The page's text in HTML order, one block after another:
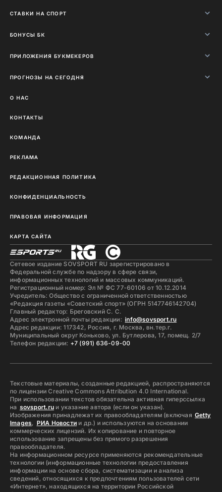
СТАВКИ НА СПОРТ
БОНУСЫ БК
ПРИЛОЖЕНИЯ БУКМЕКЕРОВ
ПРОГНОЗЫ НА СЕГОДНЯ
О НАС
КОНТАКТЫ
КОМАНДА
РЕКЛАМА
РЕДАКЦИОННАЯ ПОЛИТИКА
КОНФИДЕНЦИАЛЬНОСТЬ
ПРАВОВАЯ ИНФОРМАЦИЯ
КАРТА САЙТА
Сетевое издание SOVSPORT RU зарегистрировано в
Федеральной службе по надзору в сфере связи,
информационных технологий и массовых коммуникаций.
Регистрационный номер: Эл № ФС 77-60106 от 10.12.2014
Учредитель: Общество с ограниченной ответственностью
«Редакция газеты «Советский спорт» (ОГРН 5147746142704)
Главный редактор: Бреговский С. С.
Адрес электронной почты редакции: info@sovsport.ru
Адрес редакции: 117342, Россия, г. Москва, вн.тер.г.
Муниципальный округ Коньково, ул. Бутлерова, 17, помещ. 2/7
Телефон редакции: +7 (991) 636-09-00
Текстовые материалы, созданные редакцией, распространяются
по лицензии Creative Commons Attribution 4.0 International.
При использовании текстов обязательна активная гиперссылка
на sovsport.ruи указание автора (если он указан).
Изображения принадлежат их правообладателям (включая Getty
Images, РИА Новости и др.) и используются на основании
коммерческих лицензий. Их копирование и повторное
использование запрещены без прямого разрешения
правообладателя.
На информационном ресурсе применяются рекомендательные
технологии (информационные технологии предоставления
информации на основе сбора, систематизации и анализа
сведений, относящихся к предпочтениям пользователей сети
«Интернет», находящихся на территории Российской